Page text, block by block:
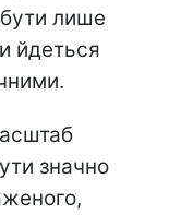
лише
йдеться
значно